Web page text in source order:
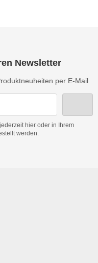
Newsletter
per E-Mail
hier oder in Ihrem
werden.